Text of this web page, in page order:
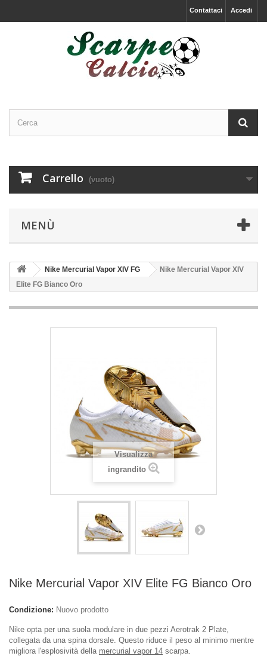
Accedi
Contattaci
Carrello (vuoto)
MENÙ
Nike Mercurial Vapor XIV FG
Nike Mercurial Vapor XIV
Elite FG Bianco Oro
Visualizza
ingrandito
Nike Mercurial Vapor XIV Elite FG Bianco Oro
Condizione: Nuovo prodotto
Nike opta per una suola modulare in due pezzi Aerotrak 2 Plate,
collegata da una spina dorsale. Questo riduce il peso al minimo mentre
migliora l'esplosività della mercurial vapor 14 scarpa.